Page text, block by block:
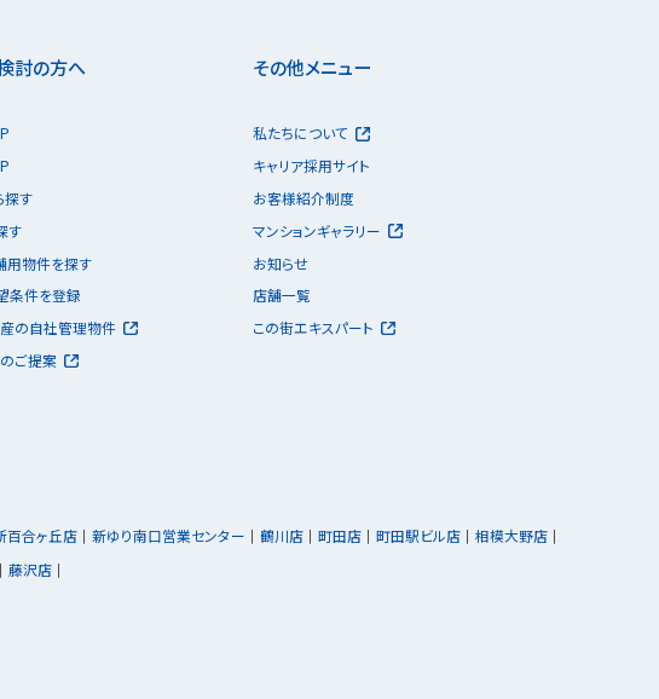
討の方へ
探す
す
用物件を探す
条件を登録
の自社管理物件
ご提案
その他メニュー
私たちについて
キャリア採用サイト
お客様紹介制度
マンションギャラリー
お知らせ
店舗一覧
この街エキスパート
百合ヶ丘店 新ゆり南口営業センター 鶴川店 町田店 町田駅ビル店
相模大野店
藤沢店